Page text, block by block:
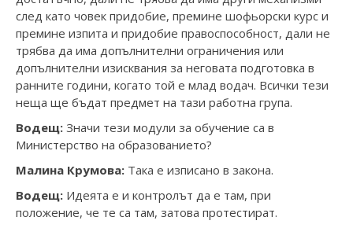
след като човек придобие, премине шофьорски курс и
премине изпита и придобие правоспособност, дали не
трябва да има допълнителни ограничения или
допълнителни изисквания за неговата подготовка в
ранните години, когато той е млад водач. Всички тези
неща ще бъдат предмет на тази работна група.
Водещ: Значи тези модули за обучение са в
Министерство на образованието?
Малина Крумова: Така е изписано в закона.
Водещ: Идеята е и контролът да е там, при
положение, че те са там, затова протестират.